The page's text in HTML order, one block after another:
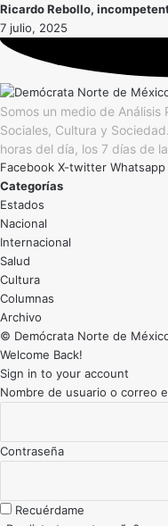
Ricardo Rebollo,
7 julio, 2025
Somos un medio de
Sociales, Cultura y
horas del día, los 7 días de
Facebook X-twitter Whatsapp
Categorías
Estados
Nacional
Internacional
Salud
Cultura
Archivo
© Demócrata Norte de
Welcome Back!
Sign in to your account
Nombre de usuario o correo
Contraseña
Recuérdame